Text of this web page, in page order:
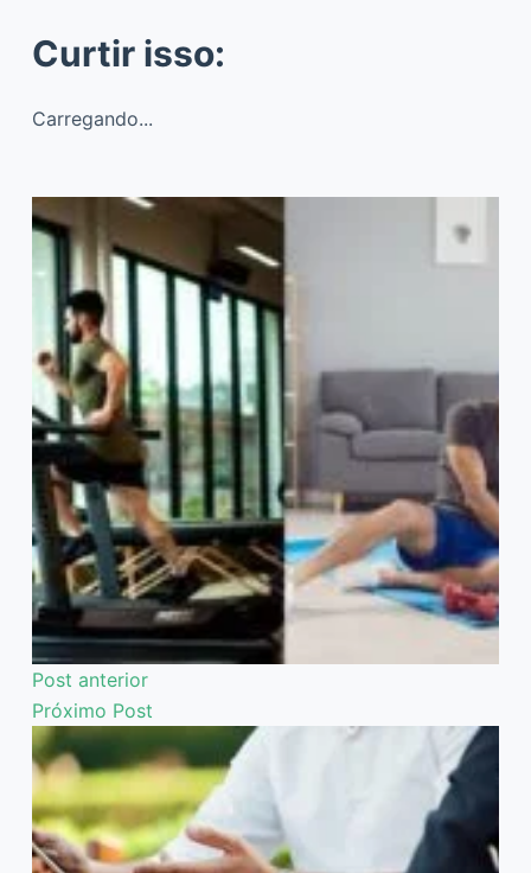
Curtir isso:
Carregando...
Post anterior
Próximo Post